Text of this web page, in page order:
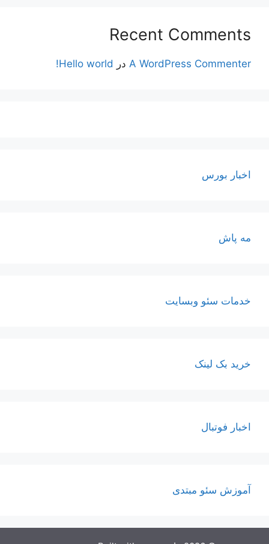
Recent Comments
A WordPress Commenter در Hello world!
اخبار بورس
مه پاش
خدمات سئو وبسایت
خرید بک لینک
اخبار فوتبال
آموزش سئو مبتدی